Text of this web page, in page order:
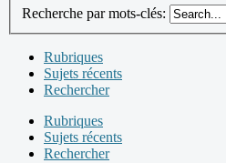
Recherche par mots-clés:
Rubriques
Sujets récents
Rechercher
Rubriques
Sujets récents
Rechercher